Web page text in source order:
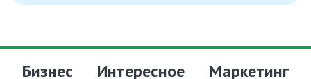
Бизнес Интересное Маркетинг